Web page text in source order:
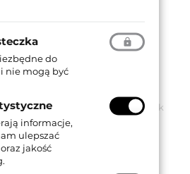
i wyrwanie
odporna na złamanie
użyciu maksymalnego momentu
zostało w teście
ukręceń. Co więcej sam bębenek
wyrwanie go z
do pięciu minut.
do
nie mogą być
informacje,
ulepszać
jakość